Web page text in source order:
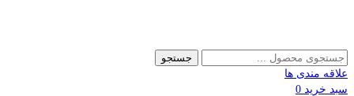
جستجو
علاقه مندی ها
سبد خرید 0